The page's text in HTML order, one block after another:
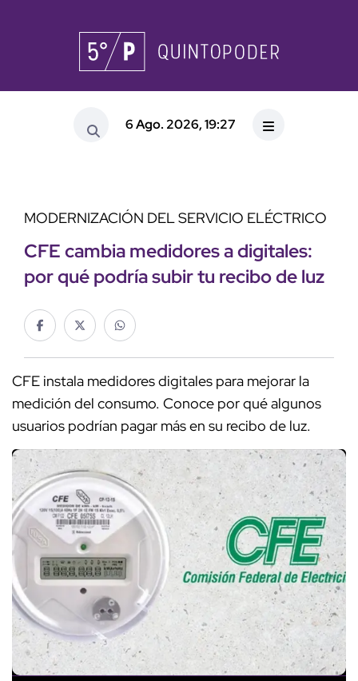
6 Ago. 2026, 19:27
MODERNIZACIÓN DEL SERVICIO ELÉCTRICO
CFE cambia medidores a digitales:
por qué podría subir tu recibo de luz
CFE instala medidores digitales para mejorar la
medición del consumo. Conoce por qué algunos
usuarios podrían pagar más en su recibo de luz.